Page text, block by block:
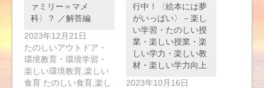
ァミリー＝マメ
科〉？ ／解答編
2023年12月21日
たのしいアウトドア・
環境教育・環境学習・
楽しい環境教育,楽しい
食育 たのしい食育,楽し
行中！〈絵本には夢
がいっぱい〉－楽し
い学習・たのしい授
業・楽しい授業・楽
しい学力・楽しい教
材・楽しい学力向上
2023年10月16日